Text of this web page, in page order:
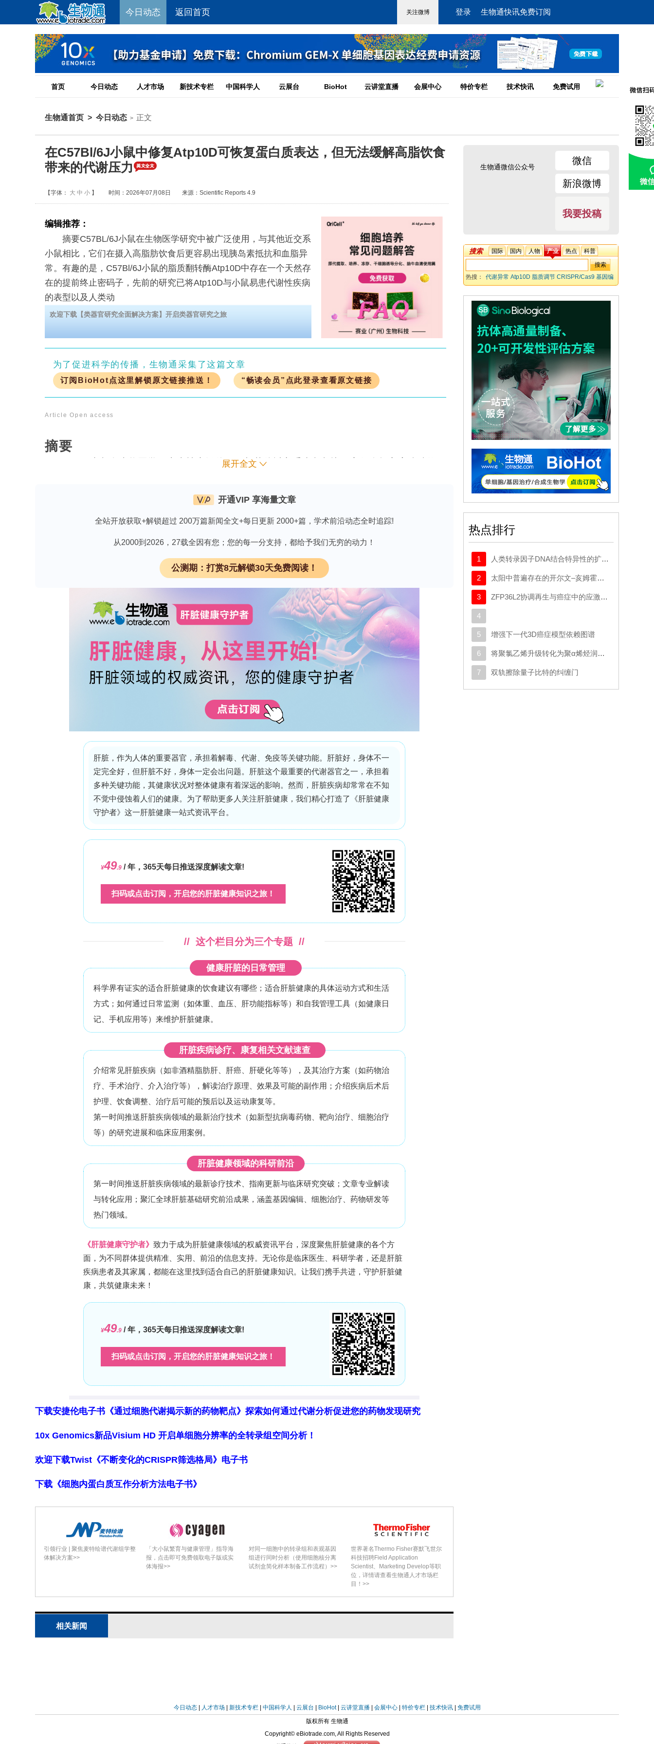
今日动态 返回首页 登录 生物通快讯免费订阅
首页 今日动态 人才市场 新技术专栏 中国科学人 云展台 BioHot 云讲堂直播 会展中心 特价专栏 技术快讯 免费试用
生物通首页 > 今日动态 > 正文
在C57Bl/6J小鼠中修复Atp10D可恢复蛋白质表达，但无法缓解高脂饮食
带来的代谢压力
【字体： 大 中 小 】 时间：2026年07月08日 来源：Scientific Reports 4.9
编辑推荐：
摘要C57BL/6J小鼠在生物医学研究中被广泛使用，与其他近交系
小鼠相比，它们在摄入高脂肪饮食后更容易出现胰岛素抵抗和血脂异
常。有趣的是，C57Bl/6J小鼠的脂质翻转酶Atp10D中存在一个天然存
在的提前终止密码子，先前的研究已将Atp10D与小鼠易患代谢性疾病
的表型以及人类动
欢迎下载【类器官研究全面解决方案】开启类器官研究之旅
为了促进科学的传播，生物通采集了这篇文章
订阅BioHot点这里解锁原文链接推送！ “畅读会员”点此登录查看原文链接
Article Open access
摘要
C57BL/6J小鼠在生物医学研究中被广泛使用，与其他近交系小鼠相比，它们在摄入高脂肪饮
在一个天然存在的提前终止密码子，先前的研究已将
Atp10D
人类动脉粥样硬化的严重程度联系起来。在本研究中，我们利用CRISPR/Cas9技术将
C57Bl/6J小鼠品系中的提前终止密码子恢复为野生型谷氨酰胺密码子（Atp10D *817Q
杂合小鼠中，原始等位基因和修正后的等位基因的RNA转录本都会表达，这表明突变转录本能
的野生型表达水平。当给C57Bl/6J小鼠喂食高脂肪饮食时，Atp10D
（修正型）小鼠在体重增长、葡萄糖耐受性以及血浆中的甘油三酯、胆固醇和游离
脂肪酸水平方面没有显著差异。然而，雌性Atp10D +/+小鼠的血浆中复杂糖鞘脂含量增加，而
心磷脂含量减少。这些结果表明，在C57Bl/6J小鼠中恢复
Atp10D
的表达并不能逆转高脂肪饮
食引起的胰岛素抵抗和血脂异常。
下载详细解决方案，揭秘《无细胞表达合成系统--重组抗体表达进入Hours时代！》
展开全文
开通VIP 享海量文章
全站开放获取+解锁超过 200万篇新闻全文+每日更新 2000+篇，学术前沿动态全时追踪!
从2000到2026，27载全因有您；您的每一分支持，都给予我们无穷的动力！
公测期：打赏8元解锁30天免费阅读！
下载安捷伦电子书《通过细胞代谢揭示新的药物靶点》探索如何通过代谢分析促进您的药物发现研究
10x Genomics新品Visium HD 开启单细胞分辨率的全转录组空间分析！
欢迎下载Twist《不断变化的CRISPR筛选格局》电子书
下载《细胞内蛋白质互作分析方法电子书》
引领行业 | 聚焦麦特绘谱代谢组学整
体解决方案>>
「大小鼠繁育与健康管理」指导海
报，点击即可免费领取电子版或实
体海报>>
对同一细胞中的转录组和表观基因
组进行同时分析（使用细胞核分离
试剂盒简化样本制备工作流程）>>
世界著名Thermo Fisher赛默飞世尔
科技招聘Field Application
Scientist、Marketing Develop等职
位，详情请查看生物通人才市场栏
目！>>
相关新闻
生物通微信公众号
微信
新浪微博
我要投稿
搜索 国际 国内 人物 产业 热点 科普
热搜：
代谢异常 Atp10D 脂质调节 CRISPR/Cas9 基因编
热点排行
1 人类转录因子DNA结合特异性的扩展密码本
2 太阳中普遍存在的开尔文–亥姆霍兹不稳定性驱动等离子体混合
3 ZFP36L2协调再生与癌症中的应激适应性可塑性
4
5 增强下一代3D癌症模型依赖图谱
6 将聚氯乙烯升级转化为聚α烯烃润滑剂
7 双轨擦除量子比特的纠缠门
今日动态| 人才市场| 新技术专栏| 中国科学人 云展台 BioHot| 云讲堂直播| 会展中心| 特价专栏| 技术快讯| 免费试用
版权所有 生物通
Copyright© eBiotrade.com, All Rights Reserved